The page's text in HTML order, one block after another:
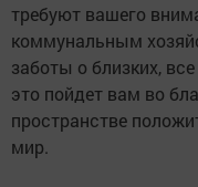
требуют вашего
коммунальным
заботы о близких,
это пойдет вам во
пространстве
мир.